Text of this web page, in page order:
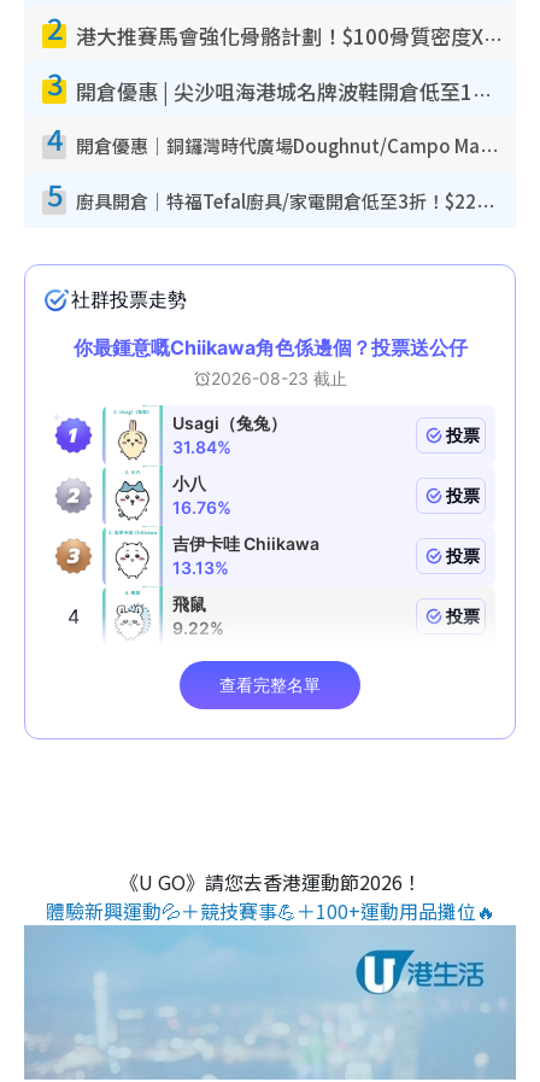
2 港大推賽馬會強化骨骼計劃！$100骨質密度X光檢查 完成免費運動訓練送超市禮券！附參加資格
3 開倉優惠 | 尖沙咀海港城名牌波鞋開倉低至1折！On鞋$899起／Joy&Peace鞋履$98起
4 開倉優惠｜銅鑼灣時代廣場Doughnut/Campo Marzio開倉低至1折！背囊、書包、手袋劈價$200起
5 廚具開倉｜特福Tefal廚具/家電開倉低至3折！$220起買平底鍋/炒鑊/湯煲！電飯煲/吸塵機/燙斗$418起
《U GO》請您去香港運動節2026！
體驗新興運動💦＋競技賽事💪＋100+運動用品攤位🔥